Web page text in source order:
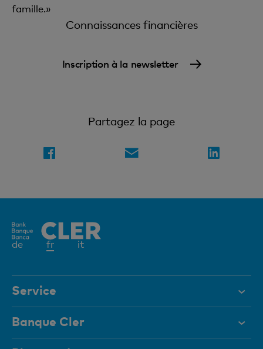
famille.»
Connaissances financières
Inscription à la newsletter
Partagez la page
de frElément
it
Service
Aide et contact
Documents
Banque Cler
Qui sommes-nous?